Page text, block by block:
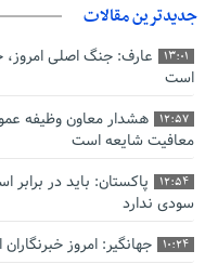
جدیدترین مقالات
13:01
عارف: جنگ اصلی
است
12:57
هشدار معاون وظیفه
معافیت شایعه است
12:54
پاکستان: باید در
سودی ندارد
10:24 جهانگیر: امروز